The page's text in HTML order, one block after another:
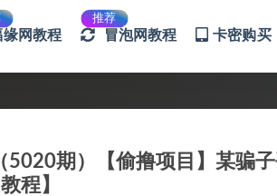
缘网教程
推荐
冒泡网教程 卡密购
（5020期）【偷撸项目】某骗
程】